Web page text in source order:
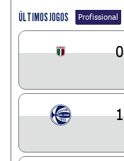
ÚLTIMOS JOGOS Profissional
0
1